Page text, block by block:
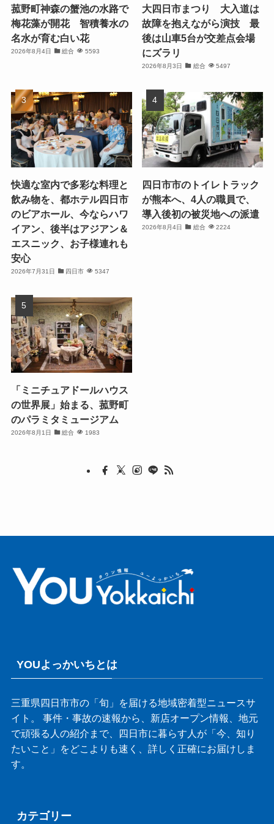
菰野町神森の蟹池の水路で
梅花藻が開花 智積養水の
名水が育む白い花
2026年8月4日 総合 5593
大四日市まつり 大入道は
故障を抱えながら演技 最
後は山車5台が交差点会場
にズラリ
2026年8月3日 総合 5497
快適な室内で多彩な料理と
飲み物を、都ホテル四日市
のビアホール、今ならハワ
イアン、後半はアジアン＆
エスニック、お子様連れも
安心
2026年7月31日 四日市 5347
四日市市のトイレトラック
が熊本へ、4人の職員で、
導入後初の被災地への派遣
2026年8月4日 総合 2224
「ミニチュアドールハウス
の世界展」始まる、菰野町
のパラミタミュージアム
2026年8月1日 総合 1983
YOUよっかいちとは
三重県四日市市の「旬」を届ける地域密着型ニュースサ
イト。 事件・事故の速報から、新店オープン情報、地元
で頑張る人の紹介まで、四日市に暮らす人が「今、知り
たいこと」をどこよりも速く、詳しく正確にお届けしま
す。
カテゴリー